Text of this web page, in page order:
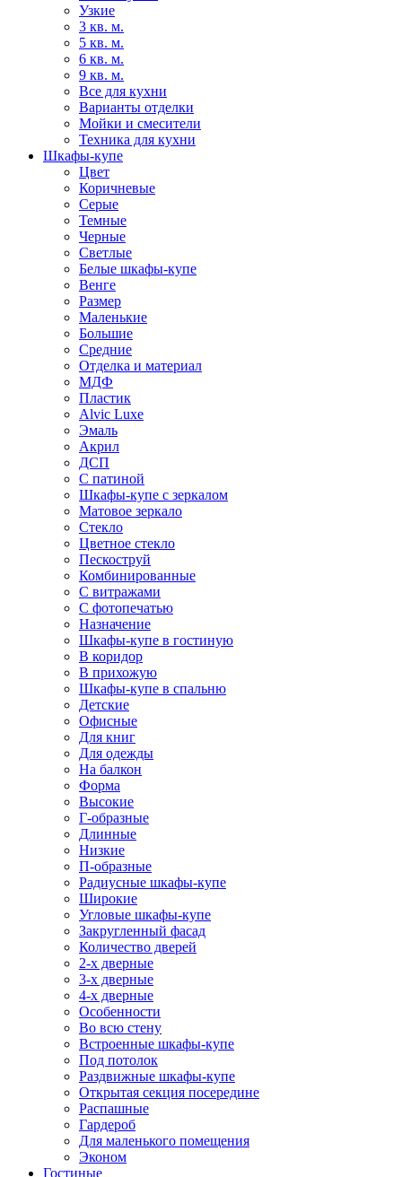
Узкие
3 кв. м.
5 кв. м.
6 кв. м.
9 кв. м.
Все для кухни
Варианты отделки
Мойки и смесители
Техника для кухни
Шкафы-купе
Цвет
Коричневые
Серые
Темные
Черные
Светлые
Белые шкафы-купе
Венге
Размер
Маленькие
Большие
Средние
Отделка и материал
МДФ
Пластик
Alvic Luxe
Эмаль
Акрил
ДСП
С патиной
Шкафы-купе с зеркалом
Матовое зеркало
Стекло
Цветное стекло
Пескоструй
Комбинированные
С витражами
С фотопечатью
Назначение
Шкафы-купе в гостиную
В коридор
В прихожую
Шкафы-купе в спальню
Детские
Офисные
Для книг
Для одежды
На балкон
Форма
Высокие
Г-образные
Длинные
Низкие
П-образные
Радиусные шкафы-купе
Широкие
Угловые шкафы-купе
Закругленный фасад
Количество дверей
2-х дверные
3-х дверные
4-х дверные
Особенности
Во всю стену
Встроенные шкафы-купе
Под потолок
Раздвижные шкафы-купе
Открытая секция посередине
Распашные
Гардероб
Для маленького помещения
Эконом
Гостиные